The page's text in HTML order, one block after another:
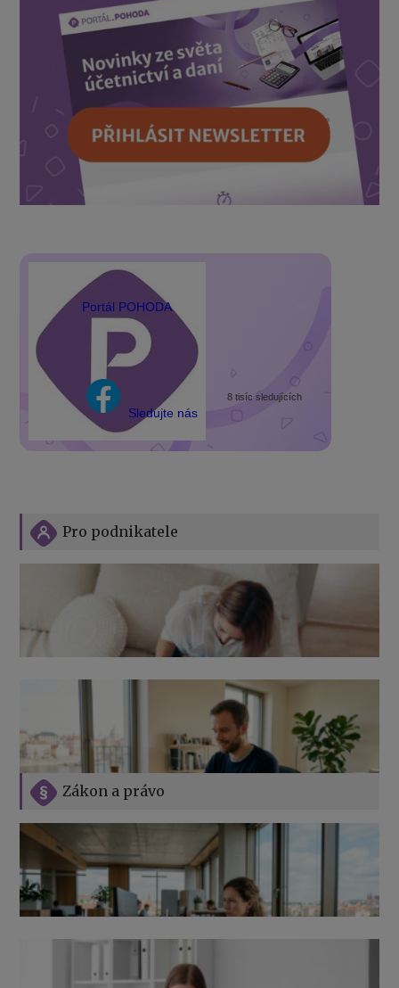
Portál POHODA
Sledujte nás
8 tisíc sledujících
Zákon a právo
Pro podnikatele
Jak na podnikání při rodičovské dovolené
Přehledy pro OSSZ a zdravotní pojišťovny – jak na ně
v roce 2026